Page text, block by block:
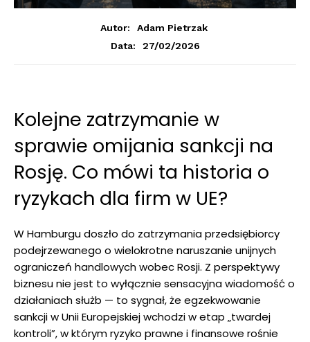
Autor:
Adam Pietrzak
Data:
27/02/2026
Kolejne zatrzymanie w
sprawie omijania sankcji na
Rosję. Co mówi ta historia o
ryzykach dla firm w UE?
W Hamburgu doszło do zatrzymania przedsiębiorcy
podejrzewanego o wielokrotne naruszanie unijnych
ograniczeń handlowych wobec Rosji. Z perspektywy
biznesu nie jest to wyłącznie sensacyjna wiadomość o
działaniach służb — to sygnał, że egzekwowanie
sankcji w Unii Europejskiej wchodzi w etap „twardej
kontroli”, w którym ryzyko prawne i finansowe rośnie